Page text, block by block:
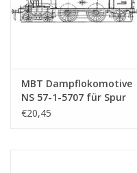
MBT Dampflokomotive
NS 57-1-5707 für Spur
0 - Bauzeichnung
€20,45